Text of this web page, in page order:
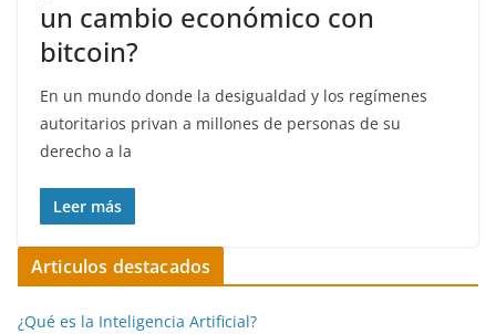
un cambio económico con
bitcoin?
En un mundo donde la desigualdad y los regímenes
autoritarios privan a millones de personas de su
derecho a la
Leer más
Articulos destacados
¿Qué es la Inteligencia Artificial?